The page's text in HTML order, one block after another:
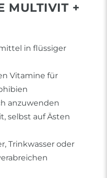
MULTIVIT +
in flüssiger
Vitamine für
anzuwenden
selbst auf Ästen
Trinkwasser oder